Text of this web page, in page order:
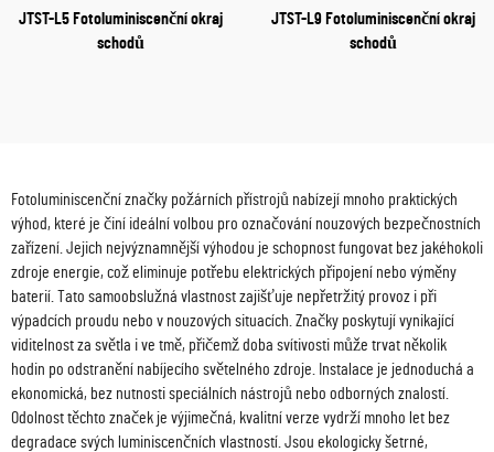
JTST-L5 Fotoluminiscenční okraj
schodů
JTST-L9 Fotoluminiscenční okraj
schodů
Fotoluminiscenční značky požárních přístrojů nabízejí mnoho praktických
výhod, které je činí ideální volbou pro označování nouzových bezpečnostních
zařízení. Jejich nejvýznamnější výhodou je schopnost fungovat bez jakéhokoli
zdroje energie, což eliminuje potřebu elektrických připojení nebo výměny
baterií. Tato samoobslužná vlastnost zajišťuje nepřetržitý provoz i při
výpadcích proudu nebo v nouzových situacích. Značky poskytují vynikající
viditelnost za světla i ve tmě, přičemž doba svítivosti může trvat několik
hodin po odstranění nabíjecího světelného zdroje. Instalace je jednoduchá a
ekonomická, bez nutnosti speciálních nástrojů nebo odborných znalostí.
Odolnost těchto značek je výjimečná, kvalitní verze vydrží mnoho let bez
degradace svých luminiscenčních vlastností. Jsou ekologicky šetrné,